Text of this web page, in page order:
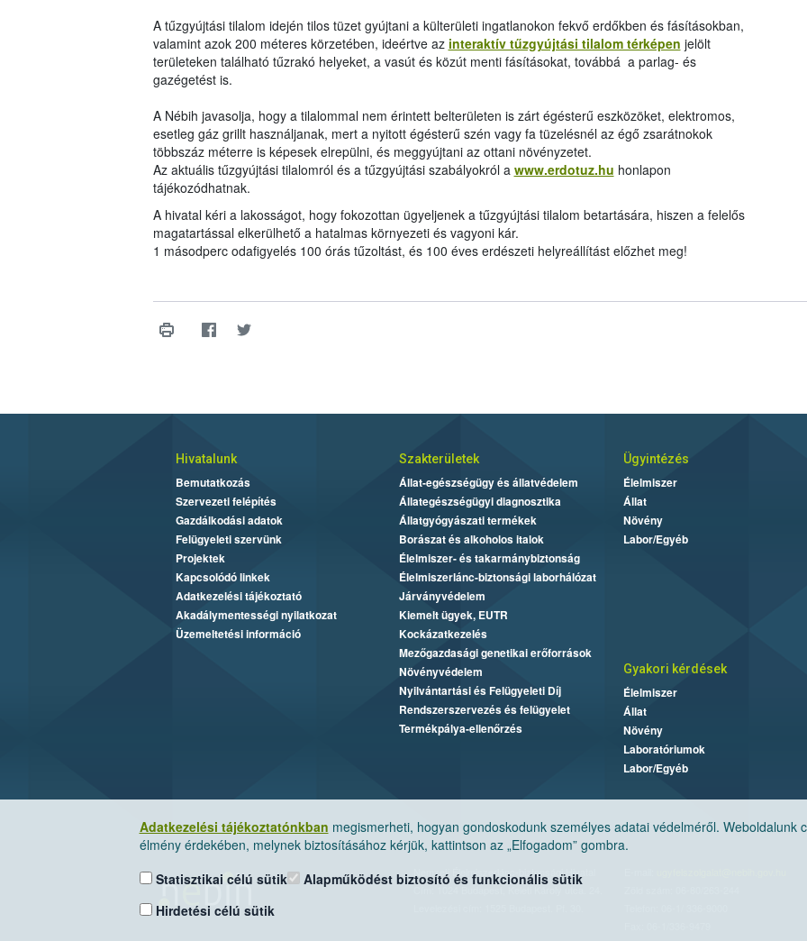
A tűzgyújtási tilalom idején tilos tüzet gyújtani a külterületi ingatlanokon fekvő erdőkben és fásításokban,
valamint azok 200 méteres körzetében, ideértve az interaktív tűzgyújtási tilalom térképen jelölt
területeken található tűzrakó helyeket, a vasút és közút menti fásításokat, továbbá a parlag- és
gazégetést is.
A Nébih javasolja, hogy a tilalommal nem érintett belterületen is zárt égésterű eszközöket, elektromos,
esetleg gáz grillt használjanak, mert a nyitott égésterű szén vagy fa tüzelésnél az égő zsarátnokok
többszáz méterre is képesek elrepülni, és meggyújtani az ottani növényzetet.
Az aktuális tűzgyújtási tilalomról és a tűzgyújtási szabályokról a www.erdotuz.hu honlapon
tájékozódhatnak.
A hivatal kéri a lakosságot, hogy fokozottan ügyeljenek a tűzgyújtási tilalom betartására, hiszen a felelős
magatartással elkerülhető a hatalmas környezeti és vagyoni kár.
1 másodperc odafigyelés 100 órás tűzoltást, és 100 éves erdészeti helyreállítást előzhet meg!
Adatkezelési tájékoztatónkban megismerheti, hogyan gondoskodunk személyes adatai védelméről. Weboldalunk
élmény érdekében, melynek biztosításához kérjük, kattintson az „Elfogadom” gombra.
Statisztikai célú sütik
Hirdetési célú sütik
Alapműködést biztosító és funkcionális sütik
Hivatalunk
Bemutatkozás
Szervezeti felépítés
Gazdálkodási adatok
Felügyeleti szervünk
Projektek
Kapcsolódó linkek
Adatkezelési tájékoztató
Akadálymentességi nyilatkozat
Üzemeltetési információ
Szakterületek
Állat-egészségügy és állatvédelem
Állategészségügyi diagnosztika
Állatgyógyászati termékek
Borászat és alkoholos italok
Élelmiszer- és takarmánybiztonság
Élelmiszerlánc-biztonsági laborhálózat
Járványvédelem
Kiemelt ügyek, EUTR
Kockázatkezelés
Mezőgazdasági genetikai erőforrások
Növényvédelem
Nyilvántartási és Felügyeleti Díj
Rendszerszervezés és felügyelet
Termékpálya-ellenőrzés
Ügyintézés
Élelmiszer
Állat
Növény
Labor/Egyéb
Gyakori kérdések
Élelmiszer
Állat
Növény
Laboratóriumok
Labor/Egyéb
Nemzeti Élelmiszerlánc-biztonsági Hivatal